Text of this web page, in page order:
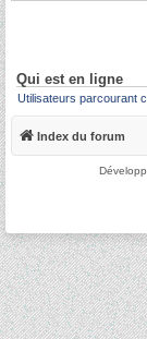
Qui est en ligne
Utilisateurs parcourant
Index du forum